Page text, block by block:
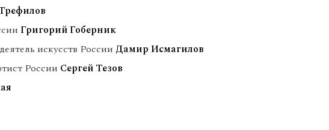
Григорий Гоберник
искусств России Дамир Исмагилов
России Сергей Тезов